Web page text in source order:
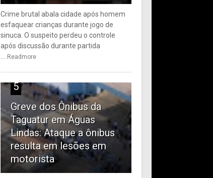
Crime brutal abala cidade após homem
esfaquear crianças durante jogo de
sinuca. O suspeito perdeu o controle
após discussão durante partida
Readmore
5
Greve dos Ônibus da
Taguatur em Águas
Lindas: Ataque a ônibus
resulta em lesões em
motorista